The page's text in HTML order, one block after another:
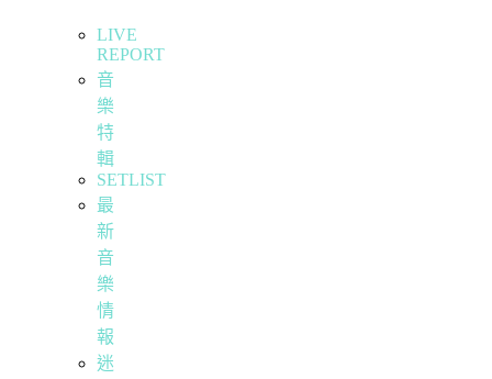
LIVE
REPORT
音
樂
特
輯
SETLIST
最
新
音
樂
情
報
迷